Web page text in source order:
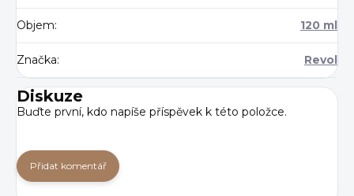
Objem: 120 ml
Značka: Revol
Diskuze
Buďte první, kdo napíše příspěvek k této položce.
Přidat komentář